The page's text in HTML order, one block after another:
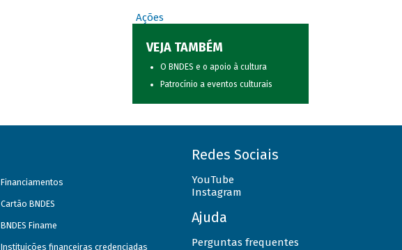
Ações
VEJA TAMBÉM
O BNDES e o apoio à cultura
Patrocínio a eventos culturais
Financiamentos
Cartão BNDES
BNDES Finame
Instituições financeiras credenciadas
Redes Sociais
YouTube
Instagram
Ajuda
Perguntas frequentes